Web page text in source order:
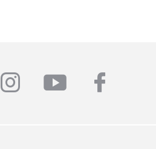
instagram
youtube